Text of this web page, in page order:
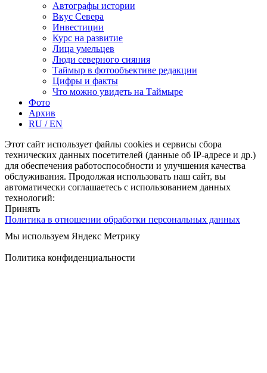
Автографы истории
Вкус Севера
Инвестиции
Курс на развитие
Лица умельцев
Люди северного сияния
Таймыр в фотообъективе редакции
Цифры и факты
Что можно увидеть на Таймыре
Фото
Архив
RU / EN
Этот сайт использует файлы cookies и сервисы сбора
технических данных посетителей (данные об IP-адресе и др.)
для обеспечения работоспособности и улучшения качества
обслуживания. Продолжая использовать наш сайт, вы
автоматически соглашаетесь с использованием данных
технологий:
Принять
Политика в отношении обработки персональных данных
Мы используем Яндекс Метрику
Политика конфиденциальности